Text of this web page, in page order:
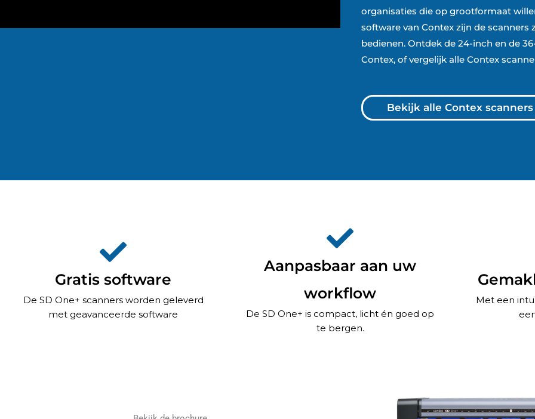
organisaties die op grootformaat
software van Contex zijn de scanners
bedienen. Ontdek de 24-inch en de
Contex, of vergelijk alle Contex
Bekijk alle Contex
Gratis software
De SD One+ scanners worden geleverd
met geavanceerde software
Aanpasbaar aan uw
workflow
De SD One+ is compact, licht én goed op
te bergen.
Met een